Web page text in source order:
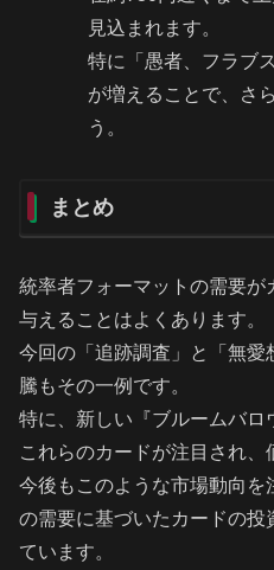
見込まれます。
特に「愚者、フラブ
が増えることで、さ
う。
まとめ
統率者フォーマットの需要
与えることはよくあります。
今回の「追跡調査」と「無愛
騰もその一例です。
特に、新しい『ブルームバロ
これらのカードが注目され、
今後もこのような市場動向を
の需要に基づいたカードの
ています。